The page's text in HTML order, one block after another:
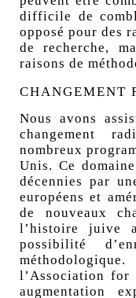
difficile de
opposé pour des
de recherche,
raisons de
CHANGEMENT
Nous avons
changement
nombreux
Unis. Ce
décennies par
européens et
de nouveaux
l’histoire juive
possibilité
l’Association for
augmentation